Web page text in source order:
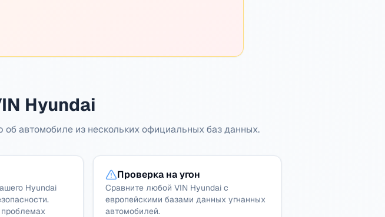
Hyundai
автомобиле из нескольких официальных баз данных.
Hyundai
проблемах
Проверка на угон
Сравните любой VIN Hyundai с
европейскими базами данных угнанных
автомобилей.